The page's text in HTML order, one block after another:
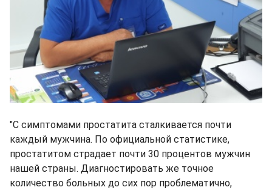
"С симптомами простатита сталкивается почти
каждый мужчина. По официальной статистике,
простатитом страдает почти 30 процентов мужчин
нашей страны. Диагностировать же точное
количество больных до сих пор проблематично,